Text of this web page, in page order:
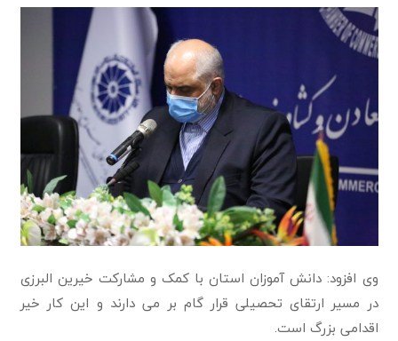
وی افزود: دانش آموزان استان با کمک و مشارکت خیرین البرزی
در مسیر ارتقای تحصیلی قرار گام بر می دارند و این کار خیر
اقدامی بزرگ است.